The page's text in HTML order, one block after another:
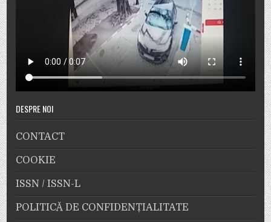
DESPRE NOI
CONTACT
COOKIE
ISSN / ISSN-L
POLITICĂ DE CONFIDENȚIALITATE